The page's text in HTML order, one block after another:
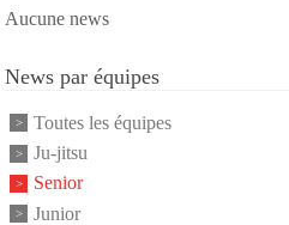
Aucune news
News par équipes
Toutes les équipes
Ju-jitsu
Senior
Junior